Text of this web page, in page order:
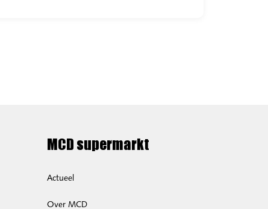
MCD supermarkt
Actueel
Over MCD